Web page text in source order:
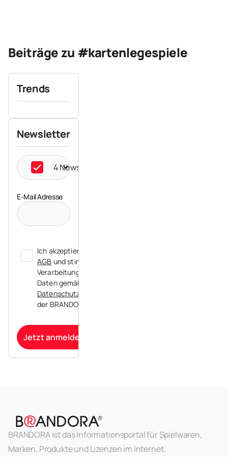
Beiträge zu #kartenlegespiele
Trends
Newsletter
4 Newsletter ausgewählt
E-Mail Adresse
Ich akzeptiere die
AGB und stimme der
Verarbeitung meiner
Daten gemäß der
Datenschutzerklärung
der BRANDORA zu.
Jetzt anmelden
BRANDORA ist das Informationsportal für Spielwaren,
Marken, Produkte und Lizenzen im Internet.